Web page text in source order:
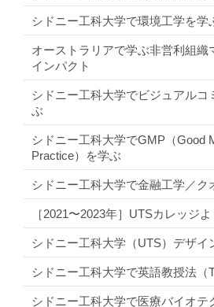
シドニー工科大学で環境工学を学
オーストラリアで学ぶ非営利組織
インパクト
シドニー工科大学でビジュアルコ
ぶ
シドニー工科大学でGMP（Good
Practice）を学ぶ
シドニー工科大学で金融工学／ク
［2021〜2023年］UTSカレッジ
シドニー工科大学（UTS）デザイ
シドニー工科大学で英語教授法（
シドニー工科大学で医療バイオテ